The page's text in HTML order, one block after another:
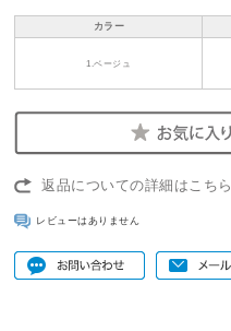
カラー
1.ベージュ
返品についての詳細はこちら
レビューはありません